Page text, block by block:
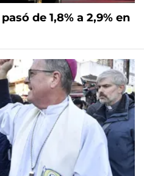
de 1,8% a 2,9% en